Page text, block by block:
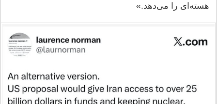
هسته‌ای را می‌دهد.»